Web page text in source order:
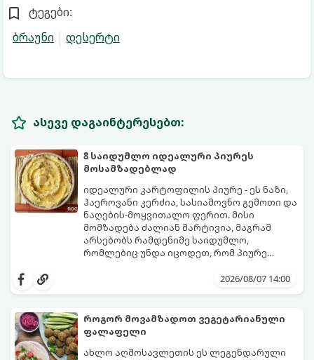
ტეგები:
ბრაუნი
დესერტი
ასევე დაგაინტერესებთ:
8 საიდუმლო იდეალური პიურეს
მოსამზადებლად
იდეალური კარტოფილის პიურე - ეს ნაზი,
ჰაეროვანი კერძია, სასიამოვნო გემოთი და
ნაღების-მოყვითალო ფერით. მისი
მომზადება ძალიან მარტივია, მაგრამ
არსებობს რამდენიმე საიდუმლო,
რომლებიც უნდა იცოდეთ, რომ პიურე
2026/08/07 14:00
როგორ მოვამზადოთ ვეგეტარიანული
ფალაფელი
ახლო აღმოსავლეთის ეს ლეგენდარული